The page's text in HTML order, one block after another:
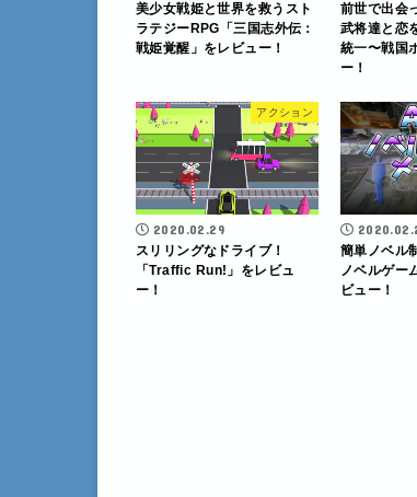
美少女戦姫と世界を救うスト
ラテジーRPG「三国志外伝：
戦姫覚醒」をレビュー！
前世で出会
武将達と恋
統一〜戦国
ー！
アクション
2020.02.29
スリリングなドライブ！
「Traffic Run!」をレビュ
ー！
簡単ノベル
ノベルゲー
ビュー！